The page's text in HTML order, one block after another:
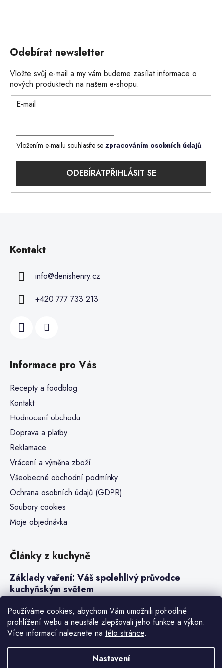
Používáme cookies, abychom Vám umožnili pohodlné
prohlížení webu a neustále zlepšovali jeho funkce a výkon.
Více informací naleznete na této stránce.
Nastavení
Odebírat newsletter
Vložte svůj e-mail a my vám budeme zasílat informace o
nových produktech na našem e-shopu.
E-mail
Vložením e-mailu souhlasíte se zpracováním osobních údajů.
PŘIHLÁSIT SE
Kontakt
info@denishenry.cz
+420 777 733 213
Informace pro Vás
Recepty a foodblog
Kontakt
Hodnocení obchodu
Doprava a platby
Reklamace
Vrácení a výměna zboží
Všeobecné obchodní podmínky
Ochrana osobních údajů (GDPR)
Soubory cookies
Moje objednávka
Články z kuchyně
Základy vaření: Váš spolehlivý průvodce
kuchyňským světem
Steaky a sous-vide vaření
Jak vařit v tlakovém hrnci neboli papiňáku